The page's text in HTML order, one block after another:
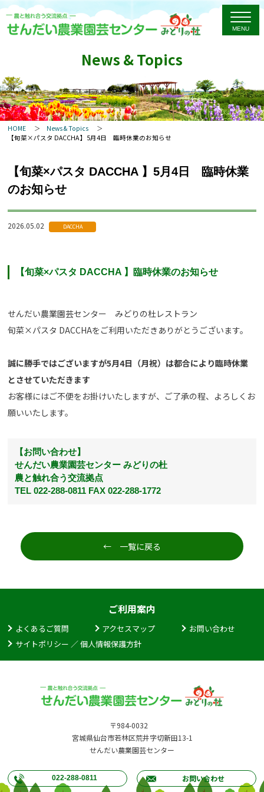
News & Topics
HOME
News & Topics
【旬菜×パスタ DACCHA 】5月4日 臨時休業のお知らせ
【旬菜×パスタ DACCHA 】5月4日 臨時休業
のお知らせ
2026.05.02 DACCHA
【旬菜×パスタ DACCHA 】臨時休業のお知らせ
せんだい農業園芸センター みどりの杜レストラン
旬菜×パスタ DACCHAをご利用いただきありがとうございます。
誠に勝手ではございますが5月4日（月祝）は都合により臨時休業
とさせていただきます
お客様にはご不便をお掛けいたしますが、ご了承の程、よろしくお
願いいたします。
【お問い合わせ】
せんだい農業園芸センター みどりの杜
農と触れ合う交流拠点
TEL 022-288-0811 FAX 022-288-1772
← 一覧に戻る
ご利用案内
よくあるご質問 アクセスマップ
お問い合わせ
サイトポリシー ／ 個人情報保護方針
〒984-0032
宮城県仙台市若林区荒井字切新田13-1
せんだい農業園芸センター
022-288-0811 お問い合わせ